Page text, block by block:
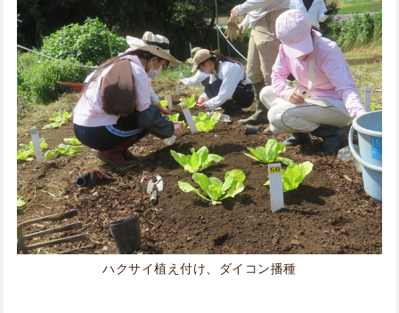
ハクサイ植え付け、ダイコン播種